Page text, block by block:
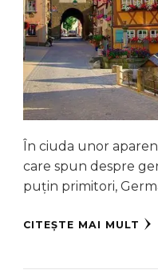
În ciuda unor
care spun despre
puțin primitori,
CITEȘTE MAI MULT